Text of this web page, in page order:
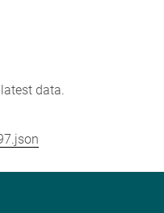
data.